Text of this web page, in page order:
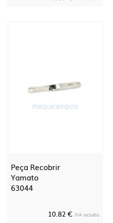
Peça Recobrir
Yamato
63044
10.82 € IVA incluído